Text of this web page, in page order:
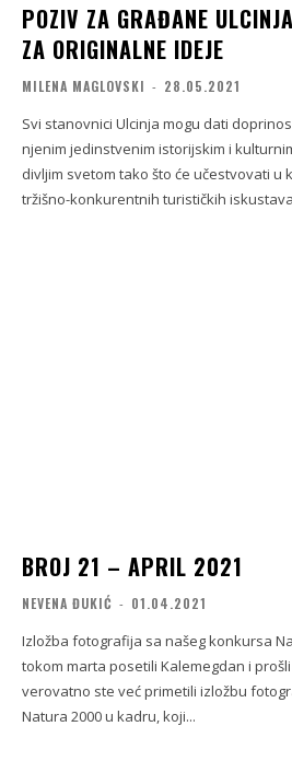
POZIV ZA GRAĐANE
ZA ORIGINALNE IDEJE
MILENA MAGLOVSKI - 28.05.2021
Svi stanovnici Ulcinja mogu dati
njenim jedinstvenim istorijskim i
divljim svetom tako što će učestvovati u
tržišno-konkurentnih turističkih
BROJ 21 – APRIL 2021
NEVENA ĐUKIĆ - 01.04.2021
Izložba fotografija sa našeg konkursa
tokom marta posetili Kalemegdan i
verovatno ste već primetili izložbu
Natura 2000 u kadru, koji...